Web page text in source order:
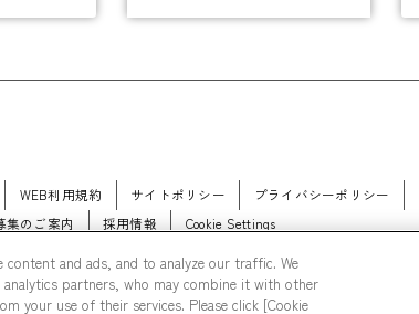
WEB利用規約 サイトポリシー プライバシーポリシー
集のご案内 採用情報 Cookie Settings
and ads, and to analyze our traffic. We
partners, who may combine it with other
your use of their services. Please click [Cookie